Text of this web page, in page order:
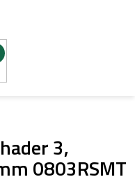
3,
0803RSMT